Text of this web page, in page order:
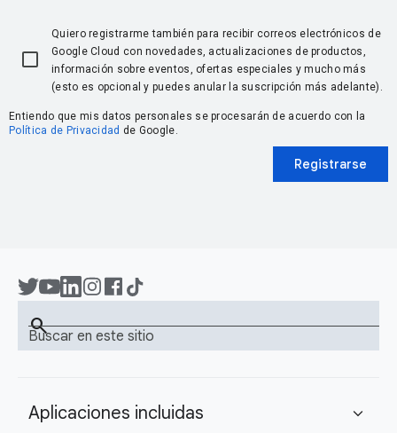
Quiero registrarme también para recibir correos electrónicos de
Google Cloud con novedades, actualizaciones de productos,
información sobre eventos, ofertas especiales y mucho más
(esto es opcional y puedes anular la suscripción más adelante).
Entiendo que mis datos personales se procesarán de acuerdo con la
Política de Privacidad de Google.
Registrarse
Buscar en este sitio
search
Aplicaciones incluidas expand_more